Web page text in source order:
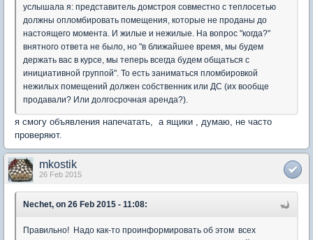
услышала я: представитель домстроя совместно с теплосетью
должны опломбировать помещения, которые не проданы до
настоящего момента. И жилые и нежилые. На вопрос "когда?"
внятного ответа не было, но "в ближайшее время, мы будем
держать вас в курсе, мы теперь всегда будем общаться с
инициативной группой". То есть заниматься пломбировкой
нежилых помещений должен собственник или ДС (их вообще
продавали? Или долгосрочная аренда?).
я смогу объявления напечатать, а ящики , думаю, не часто
проверяют.
mkostik
26 Feb 2015
Nechet, on 26 Feb 2015 - 11:08:
Правильно! Надо как-то проинформировать об этом всех